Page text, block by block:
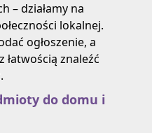
– działamy na
lokalnej.
ogłoszenie, a
znaleźć
do domu i